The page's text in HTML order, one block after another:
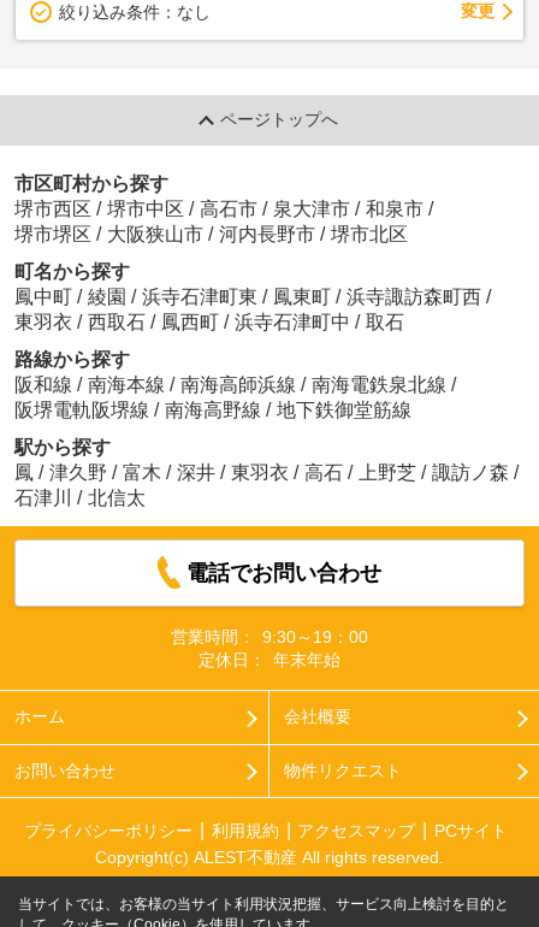
絞り込み条件： なし 変更
ページトップへ
市区町村から探す
堺市西区 / 堺市中区 / 高石市 / 泉大津市 / 和泉市 /
堺市堺区 / 大阪狭山市 / 河内長野市 / 堺市北区
町名から探す
鳳中町 / 綾園 / 浜寺石津町東 / 鳳東町 / 浜寺諏訪森町西 /
東羽衣 / 西取石 / 鳳西町 / 浜寺石津町中 / 取石
路線から探す
阪和線 / 南海本線 / 南海高師浜線 / 南海電鉄泉北線 /
阪堺電軌阪堺線 / 南海高野線 / 地下鉄御堂筋線
駅から探す
鳳 / 津久野 / 富木 / 深井 / 東羽衣 / 高石 / 上野芝 / 諏訪ノ森 /
石津川
/ 北信太
電話でお問い合わせ
営業時間：
9:30～19：00
定休日：
年末年始
ホーム 会社概要
お問い合わせ 物件リクエスト
プライバシーポリシー 利用規約 アクセスマップ
PCサイト
Copyright(c) ALEST不動産 All rights reserved.
当サイトでは、お客様の当サイト利用状況把握、サービス向上検討を目的と